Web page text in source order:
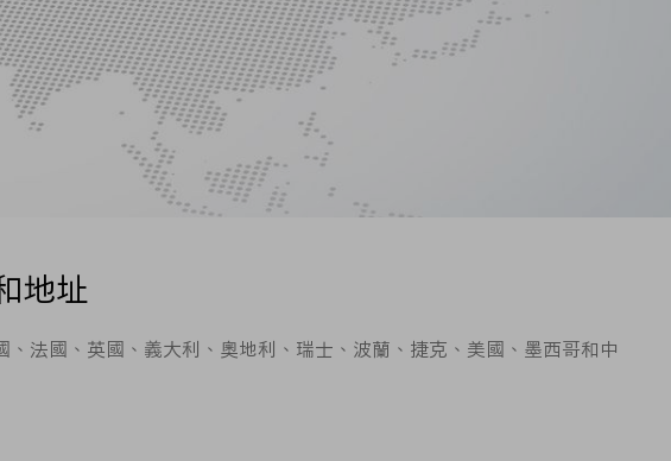
地址
法國、英國、義大利、奧地利、瑞士、波蘭、捷克、美國、墨西哥和中